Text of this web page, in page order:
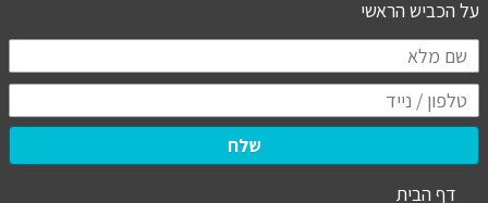
​​​​​​​על הכביש הראשי
שלח
דף הבית